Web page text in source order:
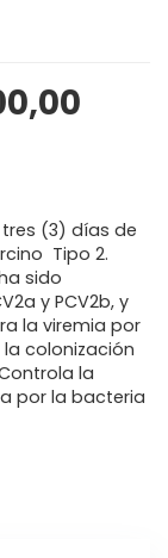
(3) días de
Tipo 2.
sido
y PCV2b, y
la viremia por
la colonización
la
por la bacteria